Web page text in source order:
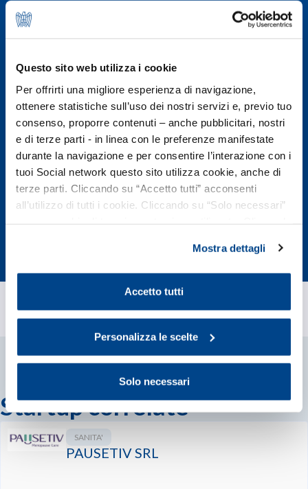
Questo sito web utilizza i cookie
Per offrirti una migliore esperienza di navigazione,
ottenere statistiche sull’uso dei nostri servizi e, previo tuo
consenso, proporre contenuti – anche pubblicitari, nostri
e di terze parti - in linea con le preferenze manifestate
durante la navigazione e per consentire l’interazione con i
tuoi Social network questo sito utilizza cookie, anche di
terze parti. Cliccando su “Accetto tutti” acconsenti
all’utilizzo di tutti i cookie. Cliccando su “Solo necessari”
propria volontà in relazione a ciascuna categoria di
cookie del sito. Per ulteriori informazioni consulta la
Mostra dettagli
Accetto tutti
Personalizza le scelte
Solo necessari
sito
e
richiedi
le
informazioni
per
associarti
Associati
Startup correlate
SANITA'
PAUSETIV SRL